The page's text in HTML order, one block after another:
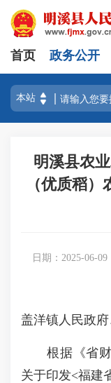
首页 政务公开
明溪县农
（优质稻
日期：2025-06-09
盖洋镇人民政府
根据《省财
关于印发<福建